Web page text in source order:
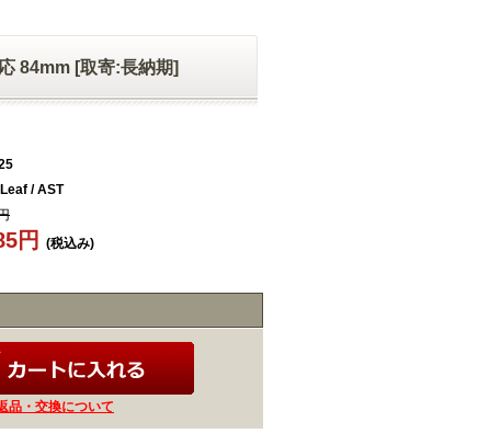
84mm [取寄:長納期]
/ AST
円
(税込み)
品・交換について